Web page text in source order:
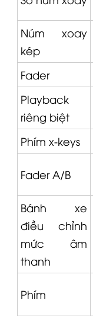
Núm xoay
kép
Fader
Playback
riêng biệt
Phím x-keys
Fader A/B
Bánh xe
điều chỉnh
mức âm
thanh
Phím